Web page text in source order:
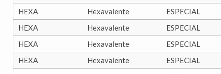
HEXA
Hexavalente
ESPECIAL
HEXA
Hexavalente
ESPECIAL
HEXA
Hexavalente
ESPECIAL
HEXA
Hexavalente
ESPECIAL